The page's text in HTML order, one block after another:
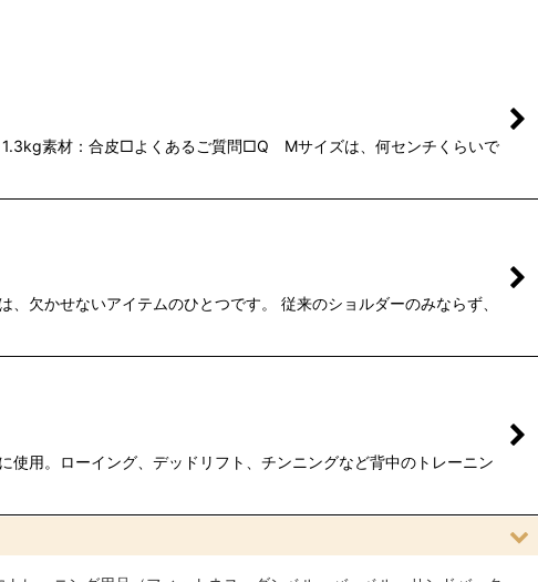
1.3kg素材：合皮□よくあるご質問□Q Mサイズは、何センチくらいで
欠かせないアイテムのひとつです。 従来のショルダーのみならず、
用。ローイング、デッドリフト、チンニングなど背中のトレーニン